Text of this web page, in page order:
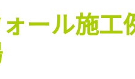
ール施